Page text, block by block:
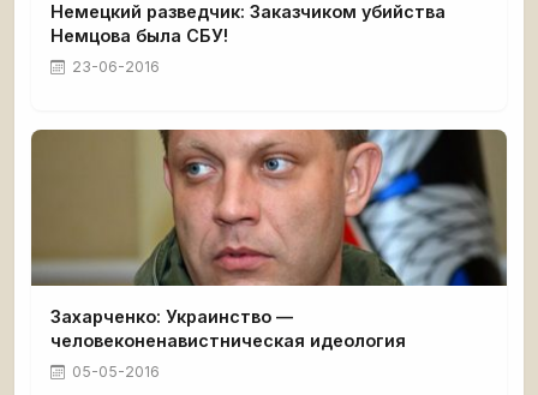
Немецкий разведчик: Заказчиком убийства
Немцова была СБУ!
23-06-2016
Захарченко: Украинство —
человеконенавистническая идеология
05-05-2016